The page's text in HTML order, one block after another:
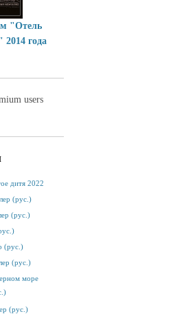
"Отель
2014 года
users
дитя 2022
(рус.)
(рус.)
(рус.)
(рус.)
море
(рус.)